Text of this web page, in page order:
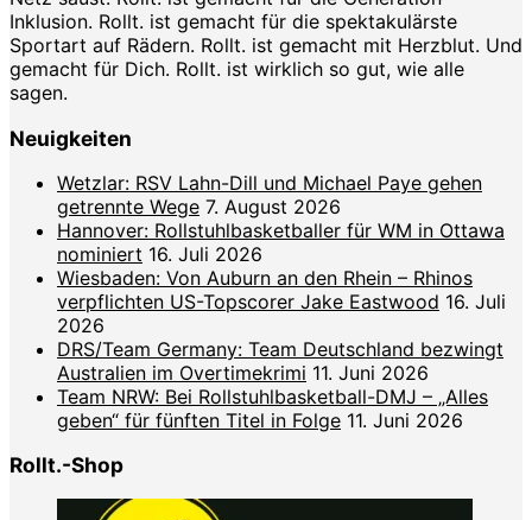
Inklusion. Rollt. ist gemacht für die spektakulärste
Sportart auf Rädern. Rollt. ist gemacht mit Herzblut. Und
gemacht für Dich. Rollt. ist wirklich so gut, wie alle
sagen.
Neuigkeiten
Wetzlar: RSV Lahn-Dill und Michael Paye gehen
getrennte Wege 7. August 2026
Hannover: Rollstuhlbasketballer für WM in Ottawa
nominiert 16. Juli 2026
Wiesbaden: Von Auburn an den Rhein – Rhinos
verpflichten US-Topscorer Jake Eastwood 16. Juli
2026
DRS/Team Germany: Team Deutschland bezwingt
Australien im Overtimekrimi 11. Juni 2026
Team NRW: Bei Rollstuhlbasketball-DMJ – „Alles
geben“ für fünften Titel in Folge 11. Juni 2026
Rollt.-Shop